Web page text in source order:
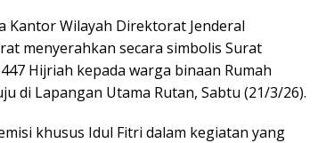
Kantor Wilayah Direktorat Jenderal
menyerahkan secara simbolis Surat
Hijriah kepada warga binaan Rumah
di Lapangan Utama Rutan, Sabtu (21/3/26).
khusus Idul Fitri dalam kegiatan yang